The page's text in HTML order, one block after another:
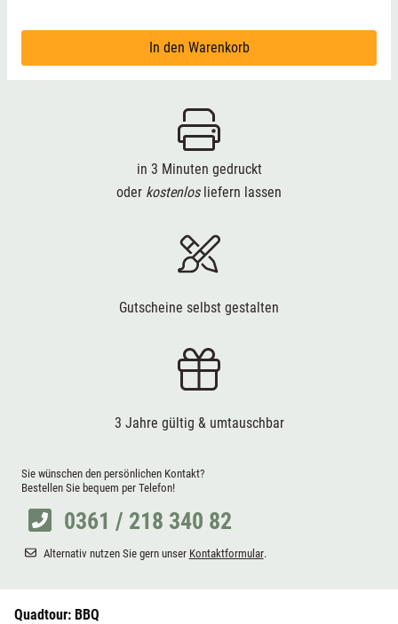
In den Warenkorb
in 3 Minuten gedruckt
oder kostenlosliefern lassen
Gutscheine selbst gestalten
3 Jahre gültig & umtauschbar
Sie wünschen den persönlichen Kontakt?
Bestellen Sie bequem per Telefon!
0361 / 218 340 82
Alternativ nutzen Sie gern unser Kontaktformular.
Quadtour: BBQ